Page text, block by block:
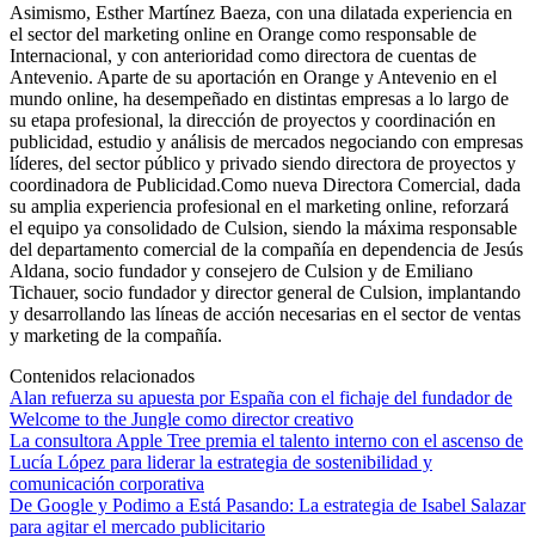
Asimismo, Esther Martínez Baeza, con una dilatada experiencia en
el sector del marketing online en Orange como responsable de
Internacional, y con anterioridad como directora de cuentas de
Antevenio. Aparte de su aportación en Orange y Antevenio en el
mundo online, ha desempeñado en distintas empresas a lo largo de
su etapa profesional, la dirección de proyectos y coordinación en
publicidad, estudio y análisis de mercados negociando con empresas
líderes, del sector público y privado siendo directora de proyectos y
coordinadora de Publicidad.Como nueva Directora Comercial, dada
su amplia experiencia profesional en el marketing online, reforzará
el equipo ya consolidado de Culsion, siendo la máxima responsable
del departamento comercial de la compañía en dependencia de Jesús
Aldana, socio fundador y consejero de Culsion y de Emiliano
Tichauer, socio fundador y director general de Culsion, implantando
y desarrollando las líneas de acción necesarias en el sector de ventas
y marketing de la compañía.
Contenidos relacionados
Alan refuerza su apuesta por España con el fichaje del fundador de
Welcome to the Jungle como director creativo
La consultora Apple Tree premia el talento interno con el ascenso de
Lucía López para liderar la estrategia de sostenibilidad y
comunicación corporativa
De Google y Podimo a Está Pasando: La estrategia de Isabel Salazar
para agitar el mercado publicitario